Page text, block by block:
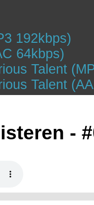
192kbps)
64kbps)
Talent
Talent
-